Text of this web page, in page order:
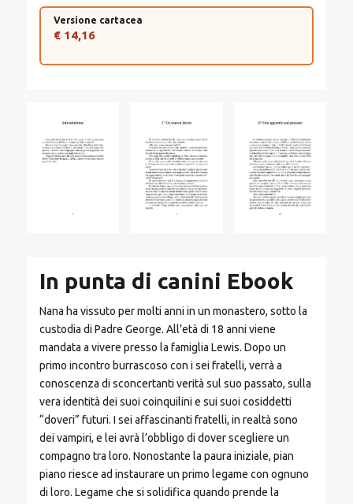
€ 4,99. € 4,74.
Versione cartacea
€ 14,16
In punta di canini Ebook
Nana ha vissuto per molti anni in un monastero, sotto la
custodia di Padre George. All’età di 18 anni viene
mandata a vivere presso la famiglia Lewis. Dopo un
primo incontro burrascoso con i sei fratelli, verrà a
conoscenza di sconcertanti verità sul suo passato, sulla
vera identità dei suoi coinquilini e sui suoi cosiddetti
“doveri” futuri. I sei affascinanti fratelli, in realtà sono
dei vampiri, e lei avrà l’obbligo di dover scegliere un
compagno tra loro. Nonostante la paura iniziale, pian
piano riesce ad instaurare un primo legame con ognuno
di loro. Legame che si solidifica quando prende la